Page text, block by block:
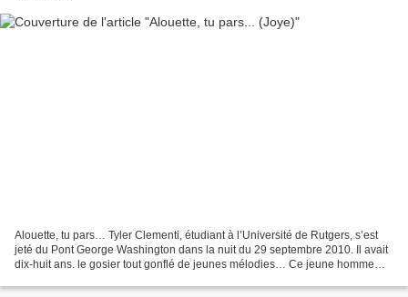
Alouette, tu pars… Tyler Clementi, étudiant à l’Université de Rutgers, s’est
jeté du Pont George Washington dans la nuit du 29 septembre 2010. Il avait
dix-huit ans. le gosier tout gonflé de jeunes mélodies… Ce jeune homme